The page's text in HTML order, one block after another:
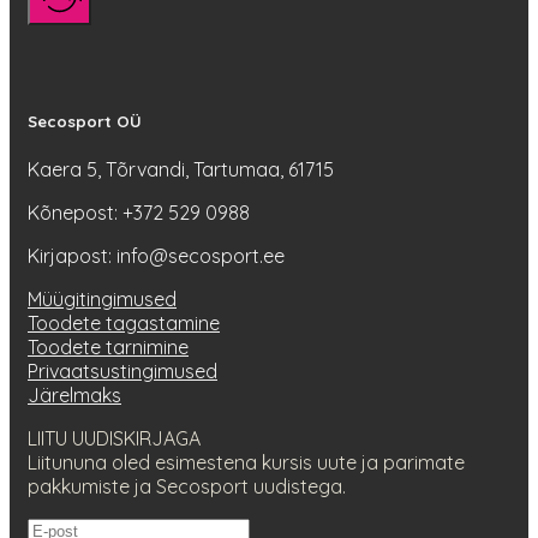
Secosport OÜ
Kaera 5, Tõrvandi, Tartumaa, 61715
Kõnepost: +372 529 0988
Kirjapost: info@secosport.ee
Müügitingimused
Toodete tagastamine
Toodete tarnimine
Privaatsustingimused
Järelmaks
LIITU UUDISKIRJAGA
Liitununa oled esimestena kursis uute ja parimate
pakkumiste ja Secosport uudistega.